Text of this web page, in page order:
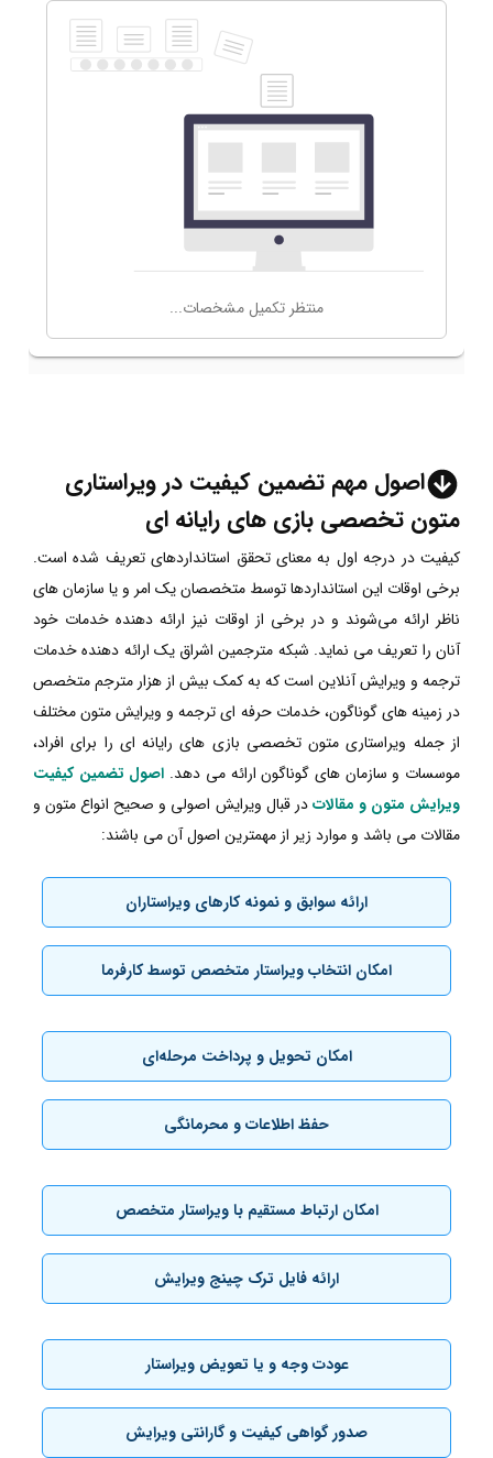
اصول مهم تضمین کیفیت در ویراستاری
متون تخصصی بازی های رایانه ای
کیفیت در درجه اول به معنای تحقق استانداردهای تعریف شده است.
برخی اوقات این استانداردها توسط متخصصان یک امر و یا سازمان های
ناظر ارائه می‌شوند و در برخی از اوقات نیز ارائه دهنده خدمات خود
آنان را تعریف می نماید. شبکه مترجمین اشراق یک ارائه دهنده خدمات
ترجمه و ویرایش آنلاین است که به کمک بیش از هزار مترجم متخصص
در زمینه های گوناگون، خدمات حرفه ای ترجمه و ویرایش متون مختلف
از جمله ویراستاری متون تخصصی بازی های رایانه ای را برای افراد،
موسسات و سازمان های گوناگون ارائه می دهد. اصول تضمین کیفیت
ویرایش متون و مقالاتدر قبال ویرایش اصولی و صحیح انواع متون و
مقالات می باشد و موارد زیر از مهمترین اصول آن می باشند:
ارائه سوابق و نمونه کارهای ویراستاران
امکان انتخاب ویراستار متخصص توسط کارفرما
امکان تحویل و پرداخت مرحله‌ای
حفظ اطلاعات و محرمانگی
امکان ارتباط مستقیم با ویراستار متخصص
ارائه فایل ترک چینج ویرایش
عودت وجه و یا تعویض ویراستار
صدور گواهی کیفیت و گارانتی ویرایش